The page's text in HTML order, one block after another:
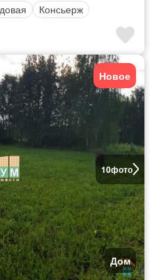
Консьерж
10фото
Новое
Дом